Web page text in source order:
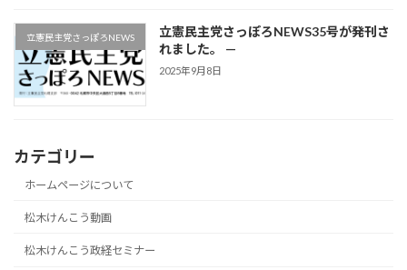
立憲民主党さっぽろNEWS
立憲民主党さっぽろNEWS35号が発刊さ
れました。 —
2025年9月8日
カテゴリー
ホームページについて
松木けんこう動画
松木けんこう政経セミナー